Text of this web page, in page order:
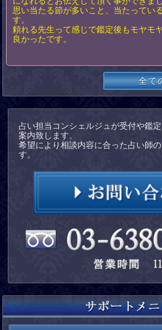
思い当たる節が多いこと、当たってい
す。
頼れる先生って感じで鑑定後もモヤモ
良かったです。
全て
占い担当コンシェルジュが受付や鑑
案内致します。
希望により相談内容に合った占い師
す。